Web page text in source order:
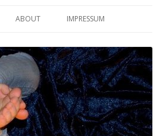
ABOUT IMPRESSUM
HAFTUNGSAUSSCHLUSS